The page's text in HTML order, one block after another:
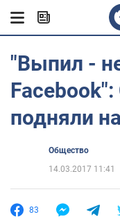
"Выпил -
подняли
Общество
14.03.2017 11:41
83